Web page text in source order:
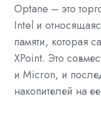
Optane – это
Intel и
памяти, которая
XPoint. Это
и Micron, и
накопителей на